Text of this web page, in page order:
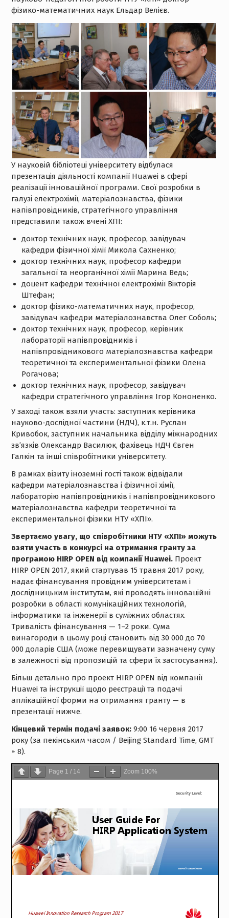
фізико-математичних наук Ельдар Велієв.
У науковій бібліотеці університету відбулася
презентація діяльності компанії Huawei в сфері
реалізації інноваційної програми. Свої розробки в
галузі електрохімії, матеріалознавства, фізики
напівпровідників, стратегічного управління
представили також вчені ХПІ:
доктор технічних наук, професор, завідувач
кафедри фізичної хімії Микола Сахненко;
доктор технічних наук, професор кафедри
загальної та неорганічної хімії Марина Ведь;
доцент кафедри технічної електрохімії Вікторія
Штефан;
доктор фізико-математичних наук, професор,
завідувач кафедри матеріалознавства Олег Соболь;
доктор технічних наук, професор, керівник
лабораторії напівпровідників і
напівпровідникового матеріалознавства кафедри
теоретичної та експериментальної фізики Олена
Рогачова;
доктор технічних наук, професор, завідувач
кафедри стратегічного управління Ігор Кононенко.
У заході також взяли участь: заступник керівника
науково-дослідної частини (НДЧ), к.т.н. Руслан
Кривобок, заступник начальника відділу міжнародних
зв’язків Олександр Василюк, фахівець НДЧ Євген
Галкін та інші співробітники університету.
В рамках візиту іноземні гості також відвідали
кафедри матеріалознавства і фізичної хімії,
лабораторію напівпровідників і напівпровідникового
матеріалознавства кафедри теоретичної та
експериментальної фізики НТУ «ХПІ».
Звертаємо увагу, що співробітники НТУ «ХПІ» можуть
взяти участь в конкурсі на отримання гранту за
програмою HІRP OPEN від компанії Huawei. Проект
HIRP OPEN 2017, який стартував 15 травня 2017 року,
надає фінансування провідним університетам і
дослідницьким інститутам, які проводять інноваційні
розробки в області комунікаційних технологій,
інформатики та інженерії в суміжних областях.
Тривалість фінансування — 1–2 роки. Сума
винагороди в цьому році становить від 30 000 до 70
000 доларів США (може перевищувати зазначену суму
в залежності від пропозицій та сфери їх застосування).
Більш детально про проект HІRP OPEN від компанії
Huawei та інструкції щодо реєстрації та подачі
аплікаційної форми на отримання гранту — в
презентації нижче.
Кінцевий термін подачі заявок:9:00 16 червня 2017
року (за пекінським часом / Beijing Standard Time, GMT
+ 8).
Page 1 / 14 Zoom 100%